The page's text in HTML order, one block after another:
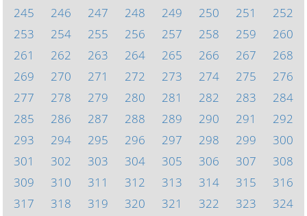
245
246 247 248 249 250 251
252
253
254 255 256 257 258 259
260
261
262 263 264 265 266 267
268
269
270 271 272 273 274 275
276
277
278 279 280 281 282 283
284
285
286 287 288 289 290 291
292
293
294 295 296 297 298 299
300
301
302 303 304 305 306 307
308
309
310 311 312 313 314 315
316
317
318 319 320 321 322 323
324